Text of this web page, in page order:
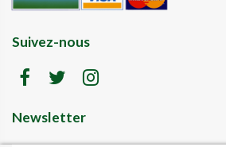
Suivez-nous
Newsletter